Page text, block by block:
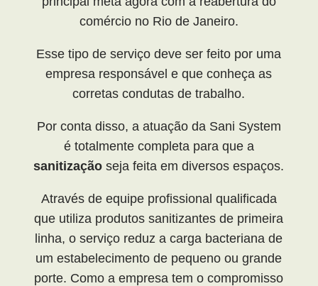
comércio no Rio de Janeiro.
Esse tipo de serviço deve ser feito por uma
empresa responsável e que conheça as
corretas condutas de trabalho.
Por conta disso, a atuação da Sani System
é totalmente completa para que a
sanitização seja feita em diversos espaços.
Através de equipe profissional qualificada
que utiliza produtos sanitizantes de primeira
linha, o serviço reduz a carga bacteriana de
um estabelecimento de pequeno ou grande
porte. Como a empresa tem o compromisso